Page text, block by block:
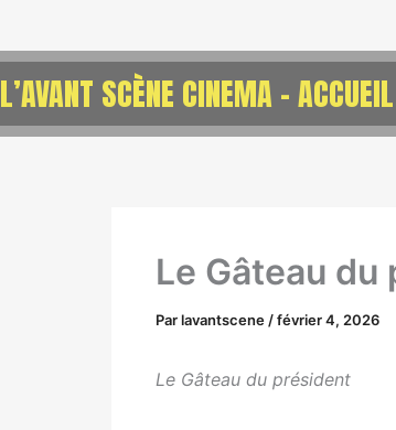
L’AVANT SCÈNE CINEMA – ACCUEIL
Le Gâteau
Parlavantscene /février 4, 2026
Le Gâteau du président